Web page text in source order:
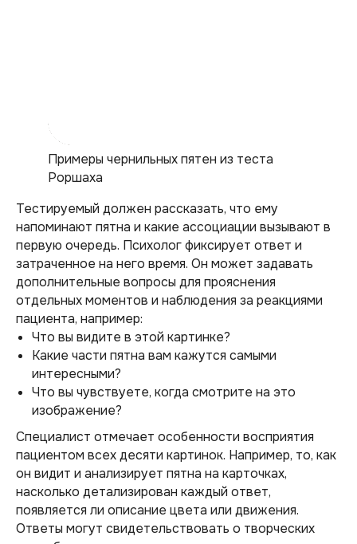
Примеры чернильных пятен из теста
Роршаха
Тестируемый должен рассказать, что ему
напоминают пятна и какие ассоциации вызывают в
первую очередь. Психолог фиксирует ответ и
затраченное на него время. Он может задавать
дополнительные вопросы для прояснения
отдельных моментов и наблюдения за реакциями
пациента, например:
Что вы видите в этой картинке?
Какие части пятна вам кажутся самыми
интересными?
Что вы чувствуете, когда смотрите на это
изображение?
Специалист отмечает особенности восприятия
пациентом всех десяти картинок. Например, то, как
он видит и анализирует пятна на карточках,
насколько детализирован каждый ответ,
появляется ли описание цвета или движения.
Ответы могут свидетельствовать о творческих